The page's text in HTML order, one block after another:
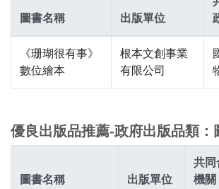
圖書名稱 出版單位
《珊瑚很有事》
數位繪本
根本文創事業
有限公司
優良出版品推薦-政府出版品類：
圖書名稱 出版單位
共同
機關